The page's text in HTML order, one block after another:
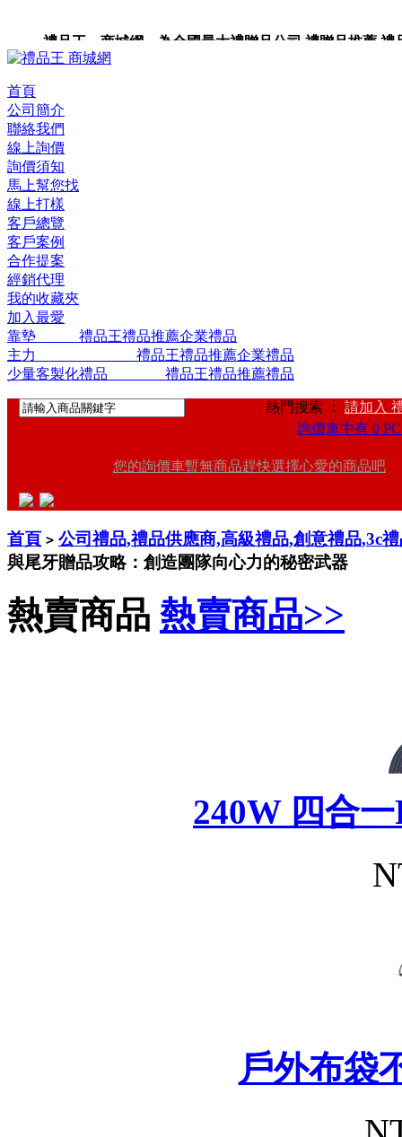
禮品王 商城網 為全國最大禮贈品公司,禮贈品推薦,禮
品包裝,禮品卡,企業禮品,禮品小物,高級禮品,禮品網站。
首頁
公司簡介
聯絡我們
線上詢價
詢價須知
馬上幫您找
線上打樣
客戶總覽
客戶案例
合作提案
經銷代理
我的收藏夾
加入最愛
靠墊 禮品王禮品推薦企業禮品
主力 禮品王禮品推薦企業禮品
少量客製化禮品 禮品王禮品推薦禮品
熱門搜索 ： 請加入
詢價車中有 0
您的詢價車暫無商品趕快選擇心愛的商品吧
首頁 > 公司禮品,禮品供應商,高級禮品,創意禮品,3c
與尾牙贈品攻略：創造團隊向心力的秘密武器
熱賣商品 熱賣商品>>
240W 四合
戶外布袋